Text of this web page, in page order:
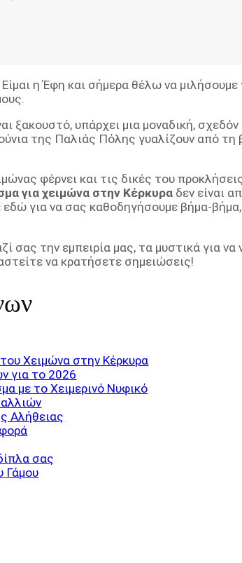
η Έφη και σήμερα θέλω να
ξακουστό, υπάρχει μια μοναδική,
της Παλιάς Πόλης γυαλίζουν από τη
φέρνει και τις δικές του
για χειμώνα στην Κέρκυρα δεν είναι
εδώ για να σας καθοδηγήσουμε βήμα-
σας την εμπειρία μας, τα μυστικά για να
να κρατήσετε σημειώσεις!
Χειμώνα στην Κέρκυρα
για το 2026
με το Χειμερινό Νυφικό
Αλήθειας
σας
Γάμου